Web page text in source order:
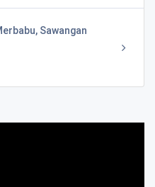
Sawangan